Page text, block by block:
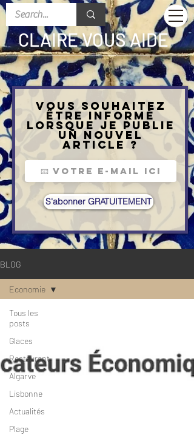
CLAIRE VOUS AIDE
Vous souhaitez
être informé
lorsque je publie
un nouvel
article ?
S'abonner GRATUITEMENT
BLOG
Tous les
posts
Glaces
Restaurant
Algarve
Lisbonne
Actualités
Plage
Economie